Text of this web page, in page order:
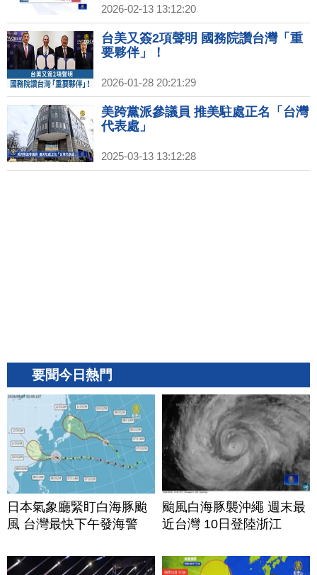
2026-02-13 13:12:20
台美又簽2項聲明 國務院讚台灣「重
要夥伴」！
2026-01-28 20:21:29
美跨黨派參議員 推美駐處正名「台灣
代表處」
2025-03-13 13:12:28
要聞今日熱門
日本氣象廳緊盯白海豚颱
風 台灣最快下午發海警
颱風白海豚襲沖繩 週末最
近台灣 10日登陸浙江